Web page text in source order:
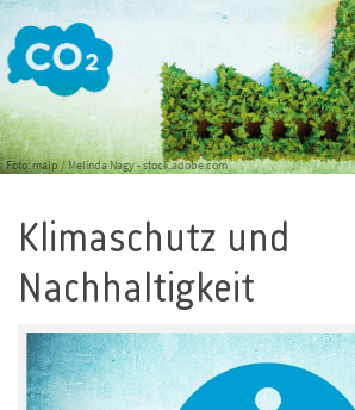
Foto: malp / Melinda Nagy - stock.adobe.com
Klimaschutz und
Nachhaltigkeit